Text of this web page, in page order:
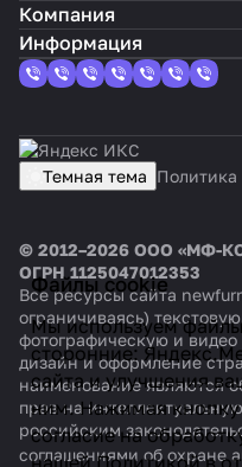
Файлы cookie
Мы используем
сторонние:
сайта и улучшения
ним. Нажимая кнопку
согласие на
нашейПолитикой в
Компания
Информация
Темная тема Политика
© 2012–2026 ООО «МФ-
ОГРН 1125047012353
Все ресурсы сайта
ограничиваясь)
фотографическую и
дизайн и оформление
наименование являются
прав на
российским
соглашениями об охране